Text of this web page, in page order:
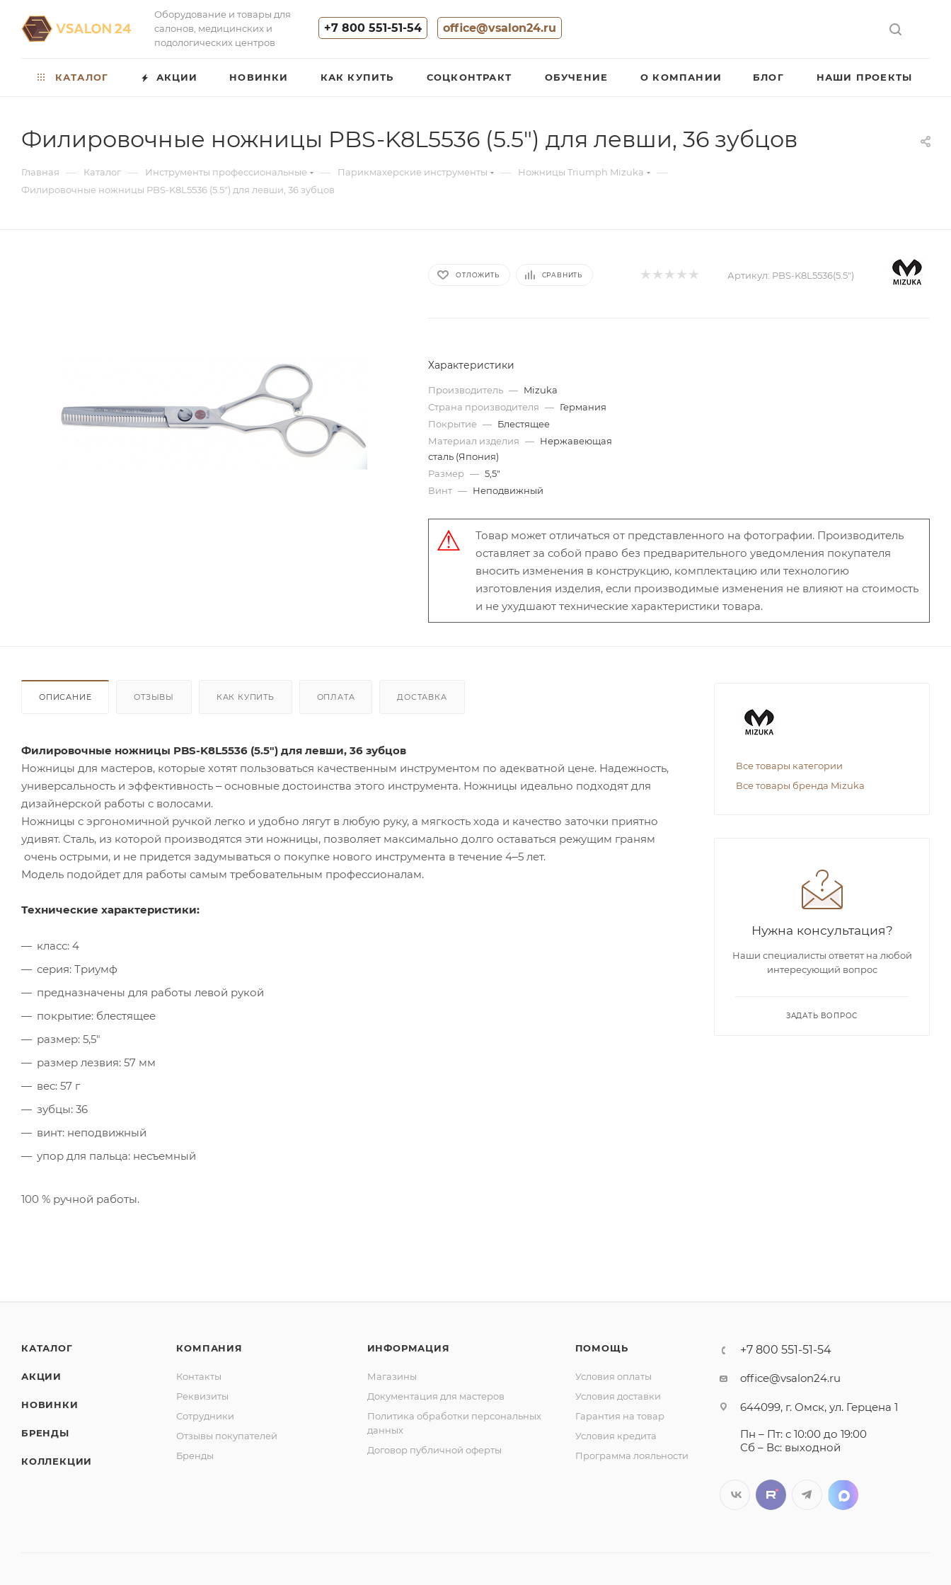
Оборудование и товары для
салонов, медицинских и
подологических центров
+7 800 551-51-54 office@vsalon24.ru
КАТАЛОГ АКЦИИ НОВИНКИ КАК КУПИТЬ СОЦКОНТРАКТ ОБУЧЕНИЕ О КОМПАНИИ БЛОГ НАШИ ПРОЕКТЫ
Филировочные ножницы PBS-K8L5536 (5.5") для левши, 36 зубцов
Главная — Каталог — Инструменты профессиональные — Парикмахерские инструменты — Ножницы Triumph Mizuka —
Филировочные ножницы PBS-K8L5536 (5.5") для левши, 36 зубцов
ОТЛОЖИТЬ СРАВНИТЬ Артикул: PBS-K8L5536(5.5")
Характеристики
Производитель — Mizuka
Страна производителя — Германия
Покрытие — Блестящее
Материал изделия — Нержавеющая
сталь (Япония)
Размер — 5,5"
Винт — Неподвижный
Товар может отличаться от представленного на фотографии. Производитель
оставляет за собой право без предварительного уведомления покупателя
вносить изменения в конструкцию, комплектацию или технологию
изготовления изделия, если производимые изменения не влияют на стоимость
и не ухудшают технические характеристики товара.
ОПИСАНИЕ ОТЗЫВЫ КАК КУПИТЬ ОПЛАТА ДОСТАВКА
Филировочные ножницы PBS-K8L5536 (5.5") для левши, 36 зубцов
Ножницы для мастеров, которые хотят пользоваться качественным инструментом по адекватной цене. Надежность,
универсальность и эффективность ‒ основные достоинства этого инструмента. Ножницы идеально подходят для
дизайнерской работы с волосами.
Ножницы с эргономичной ручкой легко и удобно лягут в любую руку, а мягкость хода и качество заточки приятно
удивят. Сталь, из которой производятся эти ножницы, позволяет максимально долго оставаться режущим граням
очень острыми, и не придется задумываться о покупке нового инструмента в течение 4‒5 лет.
Модель подойдет для работы самым требовательным профессионалам.
Технические характеристики:
класс: 4
серия: Триумф
предназначены для работы левой рукой
покрытие: блестящее
размер: 5,5"
размер лезвия: 57 мм
вес: 57 г
зубцы: 36
винт: неподвижный
упор для пальца: несъемный
100 % ручной работы.
Все товары категории
Все товары бренда Mizuka
Нужна консультация?
Наши специалисты ответят на любой
интересующий вопрос
ЗАДАТЬ ВОПРОС
КАТАЛОГ
АКЦИИ
НОВИНКИ
БРЕНДЫ
КОЛЛЕКЦИИ
КОМПАНИЯ
Контакты
Реквизиты
Сотрудники
Отзывы покупателей
Бренды
ИНФОРМАЦИЯ
Магазины
Документация для мастеров
Политика обработки персональных
данных
Договор публичной оферты
ПОМОЩЬ
Условия оплаты
Условия доставки
Гарантия на товар
Условия кредита
Программа лояльности
+7 800 551-51-54
office@vsalon24.ru
644099, г. Омск, ул. Герцена 1
Пн – Пт: с 10:00 до 19:00
Сб – Вс: выходной